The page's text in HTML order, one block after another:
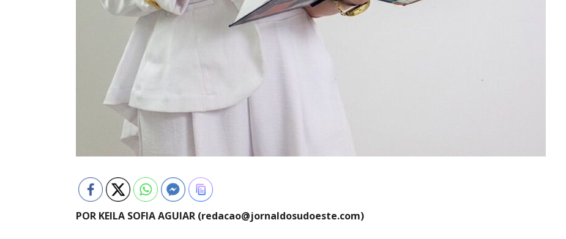
POR KEILA SOFIA AGUIAR (redacao@jornaldosudoeste.com)